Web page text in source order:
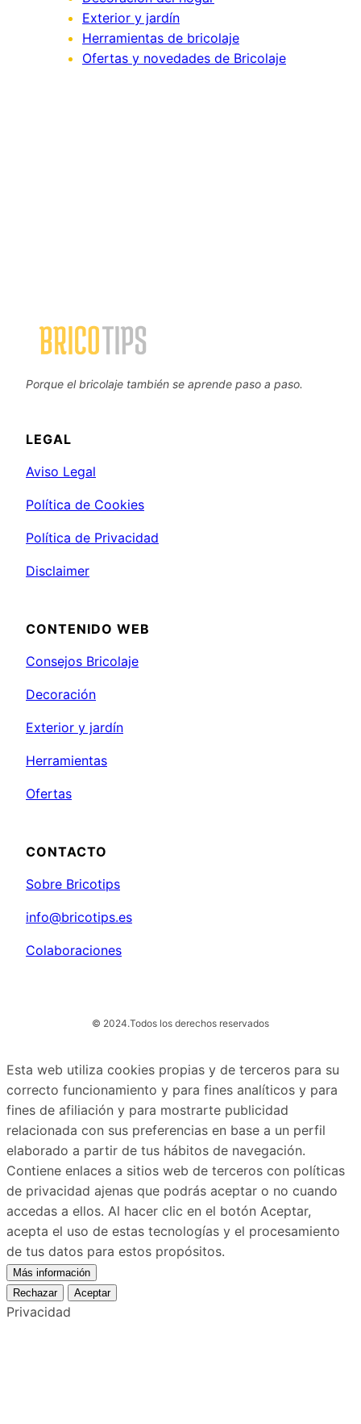
Exterior y jardín
Herramientas de bricolaje
Ofertas y novedades de Bricolaje
Porque el bricolaje también se aprende paso a paso.
LEGAL
Aviso Legal
Política de Cookies
Política de Privacidad
Disclaimer
CONTENIDO WEB
Consejos Bricolaje
Decoración
Exterior y jardín
Herramientas
Ofertas
CONTACTO
Sobre Bricotips
info@bricotips.es
Colaboraciones
© 2024.Todos los derechos reservados
Esta web utiliza cookies propias y de terceros para su
correcto funcionamiento y para fines analíticos y para
fines de afiliación y para mostrarte publicidad
relacionada con sus preferencias en base a un perfil
elaborado a partir de tus hábitos de navegación.
Contiene enlaces a sitios web de terceros con políticas
de privacidad ajenas que podrás aceptar o no cuando
accedas a ellos. Al hacer clic en el botón Aceptar,
acepta el uso de estas tecnologías y el procesamiento
de tus datos para estos propósitos.
Más información
Rechazar
Aceptar
Privacidad